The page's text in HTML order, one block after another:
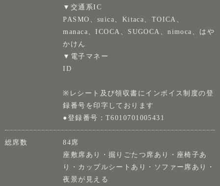
▼交通系IC
PASMO、suica、Kitaca、TOICA、
manaca、ICOCA、SUGOCA、nimoca、はや
かけん
▼電子マネー
ID
※レシート及び領収書にインボイス制度の登
録番号を印字しております
●登録番号：T6010701005431
総席数
84席
座敷席あり・掘りごたつ席あり・座椅子あ
り・カップルシートあり・ソファー席あり・
夜景が見える